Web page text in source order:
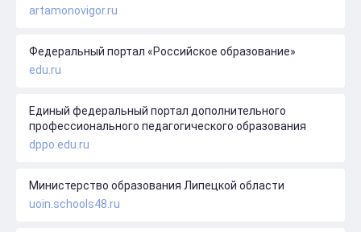
artamonovigor.ru
Федеральный портал «Российское образование»
edu.ru
Единый федеральный портал дополнительного
профессионального педагогического образования
dppo.edu.ru
Министерство образования Липецкой области
uoin.schools48.ru